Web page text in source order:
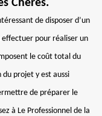
Cheres.
de disposer d’un
effectuer pour réaliser un
le coût total du
du projet y est aussi
de préparer le
à Le Professionnel de la